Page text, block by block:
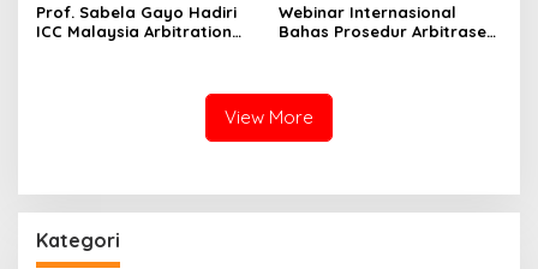
Prof. Sabela Gayo Hadiri
ICC Malaysia Arbitration
Webinar Internasional
Bahas Prosedur Arbitrase
View More
Kategori